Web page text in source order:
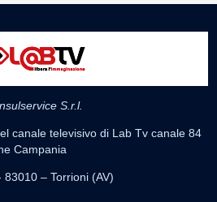
S.r.l.
canale televisivo di Lab Tv canale 84
Campania
– Torrioni (AV)